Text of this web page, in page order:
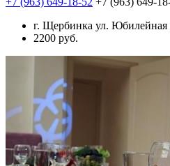
г. Щербинка ул. Юбилейная
2200 руб.